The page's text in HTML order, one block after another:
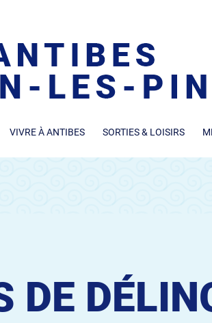
VIVRE À ANTIBES SORTIES & LOISIRS
DE